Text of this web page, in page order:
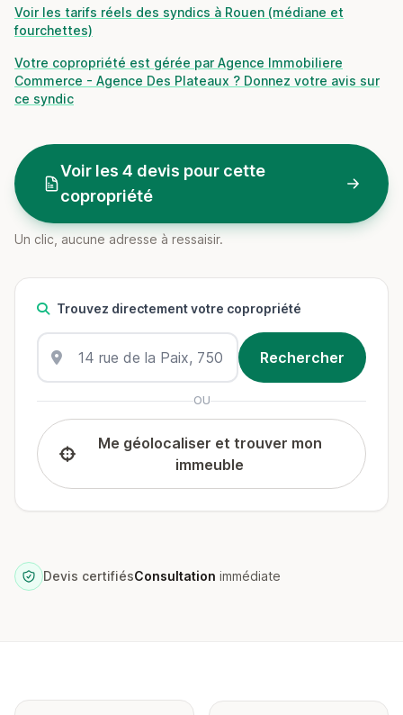
Voir les tarifs réels des syndics à Rouen (médiane et
fourchettes)
Votre copropriété est gérée par Agence Immobiliere
Commerce - Agence Des Plateaux ? Donnez votre avis sur
ce syndic
Voir les 4 devis pour cette
copropriété
Un clic, aucune adresse à ressaisir.
Trouvez directement votre copropriété
OU
Me géolocaliser et trouver mon
immeuble
Devis certifiésConsultation immédiate